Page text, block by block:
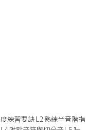
練習要訣 L2 熟練半音階指